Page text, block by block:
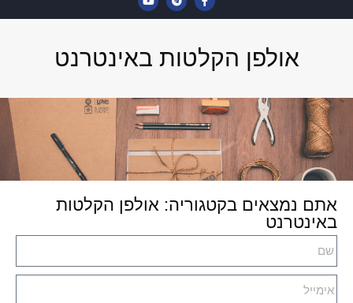
אולפן הקלטות באינטרנט
אתם נמצאים בקטגוריה: אולפן הקלטות
באינטרנט